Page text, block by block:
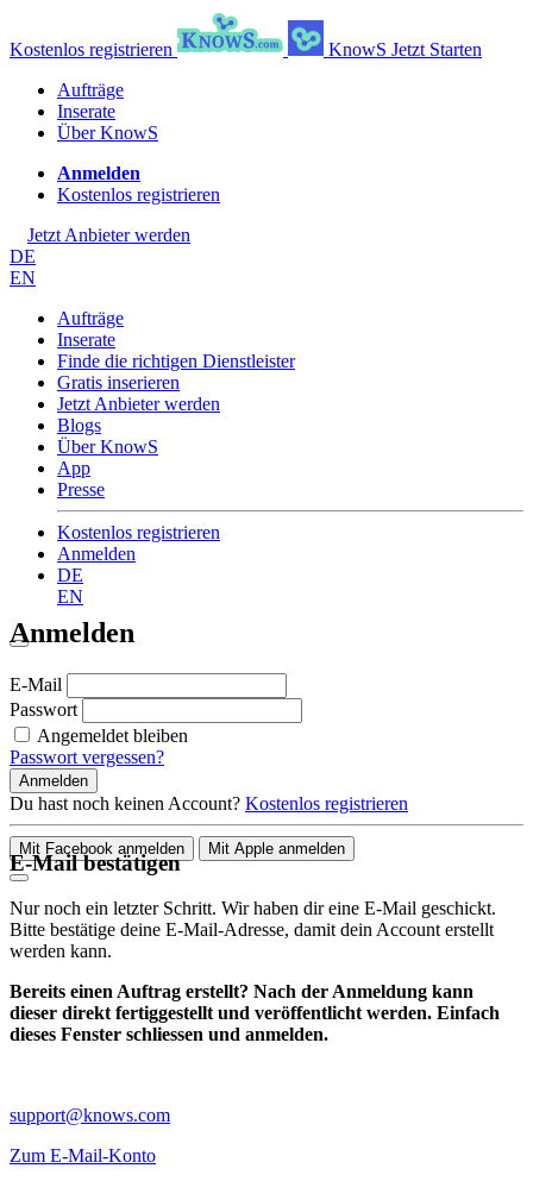
Kostenlos registrieren KnowS Jetzt Starten
Aufträge
Inserate
Über KnowS
Anmelden
Kostenlos registrieren
Jetzt Anbieter werden
DE
EN
Aufträge
Inserate
Finde die richtigen Dienstleister
Gratis inserieren
Jetzt Anbieter werden
Blogs
Über KnowS
App
Presse
Kostenlos registrieren
Anmelden
DE
EN
Anmelden
E-Mail
Passwort
Angemeldet bleiben
Passwort vergessen?
Anmelden
Du hast noch keinen Account? Kostenlos registrieren
Mit Facebook anmelden Mit Apple anmelden
E-Mail bestätigen
Nur noch ein letzter Schritt. Wir haben dir eine E-Mail geschickt.
Bitte bestätige deine E-Mail-Adresse, damit dein Account erstellt
werden kann.
Bereits einen Auftrag erstellt? Nach der Anmeldung kann
dieser direkt fertiggestellt und veröffentlicht werden. Einfach
dieses Fenster schliessen und anmelden.
support@knows.com
Zum E-Mail-Konto